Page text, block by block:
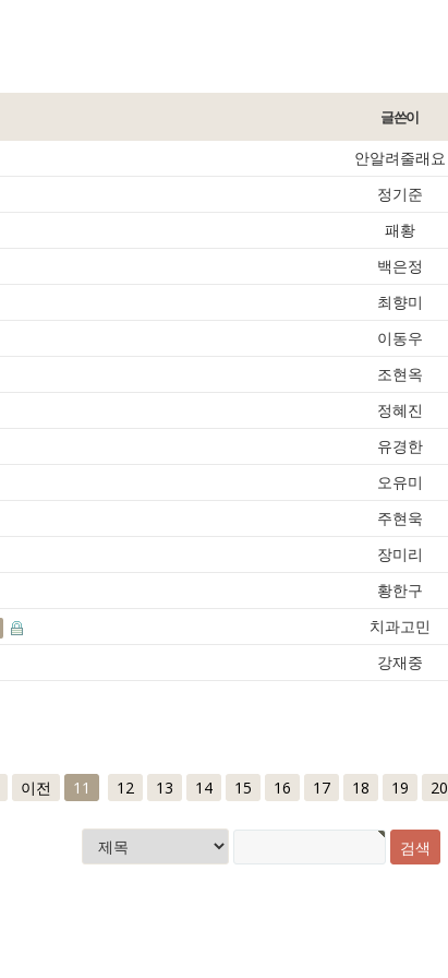
글쓴이
안알려줄래요
정기준
패황
백은정
최향미
이동우
조현옥
정혜진
유경한
오유미
주현욱
장미리
황한구
치과고민
강재중
이전 11 12 13 14 15 16 17 18 19 20